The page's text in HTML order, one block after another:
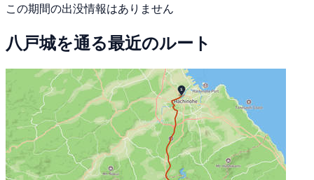
この期間の出没情報はありません
八戸城を通る最近のルート